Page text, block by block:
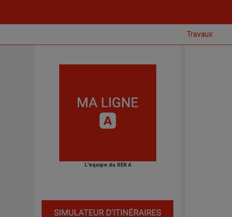
Travaux
L'équipe du RER A